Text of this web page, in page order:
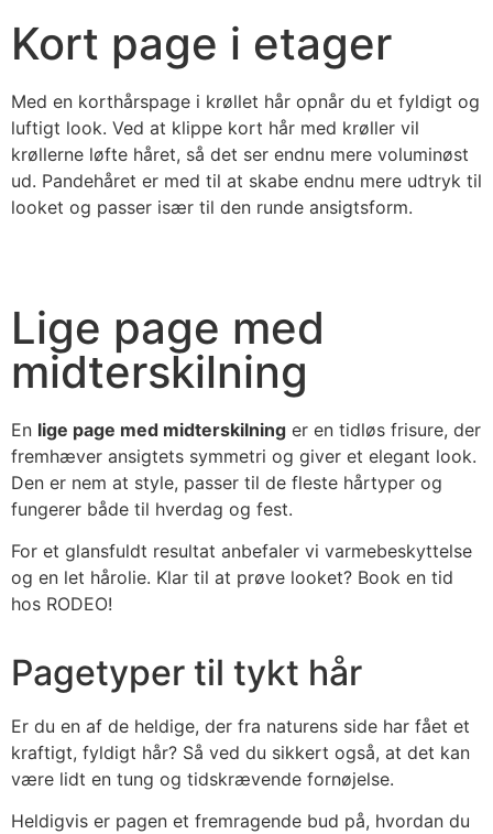
Kort page i etager
Med en korthårspage i krøllet hår opnår du et fyldigt og
luftigt look. Ved at klippe kort hår med krøller vil
krøllerne løfte håret, så det ser endnu mere voluminøst
ud. Pandehåret er med til at skabe endnu mere udtryk til
looket og passer især til den runde ansigtsform.
Lige page med
midterskilning
En lige page med midterskilning er en tidløs frisure, der
fremhæver ansigtets symmetri og giver et elegant look.
Den er nem at style, passer til de fleste hårtyper og
fungerer både til hverdag og fest.
For et glansfuldt resultat anbefaler vi varmebeskyttelse
og en let hårolie. Klar til at prøve looket? Book en tid
hos RODEO!
Pagetyper til tykt hår
Er du en af de heldige, der fra naturens side har fået et
kraftigt, fyldigt hår? Så ved du sikkert også, at det kan
være lidt en tung og tidskrævende fornøjelse.
Heldigvis er pagen et fremragende bud på, hvordan du